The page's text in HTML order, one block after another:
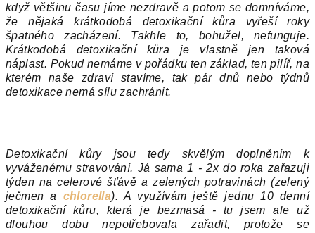
když většinu času jíme nezdravě a potom se domníváme,
že nějaká krátkodobá detoxikační kůra vyřeší roky
špatného zacházení. Takhle to, bohužel, nefunguje.
Krátkodobá detoxikační kůra je vlastně jen taková
náplast. Pokud nemáme v pořádku ten základ, ten pilíř, na
kterém naše zdraví stavíme, tak pár dnů nebo týdnů
detoxikace nemá sílu zachránit.
Detoxikační kůry jsou tedy skvělým doplněním k
vyváženému stravování. Já sama 1 - 2x do roka zařazuji
týden na celerové šťávě a zelených potravinách (zelený
ječmen a chlorella). A využívám ještě jednu 10 denní
detoxikační kůru, která je bezmasá - tu jsem ale už
dlouhou dobu nepotřebovala zařadit, protože se